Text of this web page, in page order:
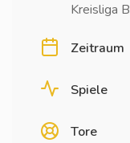
Kreisliga B
Zeitraum
Spiele
Tore